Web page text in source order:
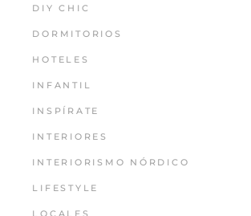
DIY CHIC
DORMITORIOS
HOTELES
INFANTIL
INSPÍRATE
INTERIORES
INTERIORISMO NÓRDICO
LIFESTYLE
LOCALES